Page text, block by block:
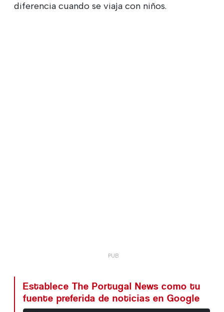
diferencia cuando se viaja con niños.
Establece The Portugal News como tu
fuente preferida de noticias en Google